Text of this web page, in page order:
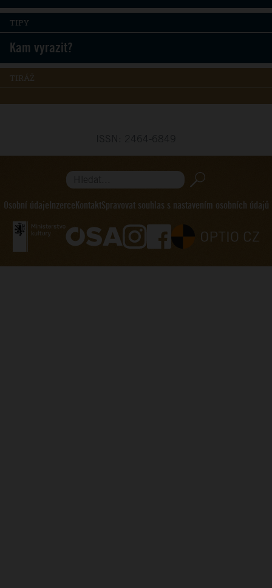
TIPY
Kam vyrazit?
TIRÁŽ
Hledat...
Osobní údajeInzerceKontaktSpravovat souhlas s nastavením osobních údajů